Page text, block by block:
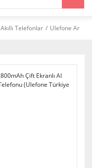
Akıllı Telefonlar Ulefone Armor